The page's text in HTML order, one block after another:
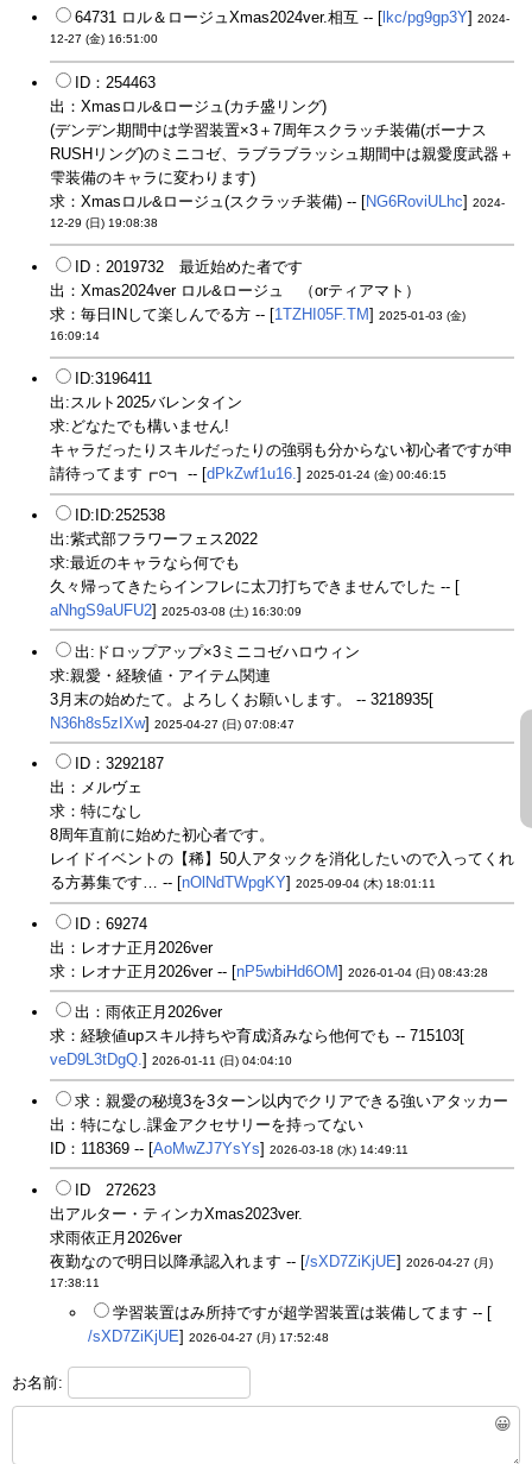
64731 ロル＆ロージュXmas2024ver.相互 -- [ lkc/pg9gp3Y] 2024-
12-27 (金) 16:51:00
ID：254463
出：Xmasロル&ロージュ(カチ盛リング)
(デンデン期間中は学習装置×3＋7周年スクラッチ装備(ボーナス
RUSHリング)のミニコゼ、ラブラブラッシュ期間中は親愛度武器＋
雫装備のキャラに変わります)
求：Xmasロル&ロージュ(スクラッチ装備) -- [NG6RoviULhc] 2024-
12-29 (日) 19:08:38
ID：2019732 最近始めた者です
出：Xmas2024ver ロル&ロージュ （orティアマト）
求：毎日INして楽しんでる方 -- [1TZHI05F.TM] 2025-01-03 (金)
16:09:14
ID:3196411
出:スルト2025バレンタイン
求:どなたでも構いません!
キャラだったりスキルだったりの強弱も分からない初心者ですが申
請待ってます┏○┓ -- [dPkZwf1u16.] 2025-01-24 (金) 00:46:15
ID:ID:252538
出:紫式部フラワーフェス2022
求:最近のキャラなら何でも
久々帰ってきたらインフレに太刀打ちできませんでした -- [
aNhgS9aUFU2] 2025-03-08 (土) 16:30:09
出:ドロップアップ×3ミニコゼハロウィン
求:親愛・経験値・アイテム関連
3月末の始めたて。よろしくお願いします。 -- 3218935[
N36h8s5zIXw] 2025-04-27 (日) 07:08:47
ID：3292187
出：メルヴェ
求：特になし
8周年直前に始めた初心者です。
レイドイベントの【稀】50人アタックを消化したいので入ってくれ
る方募集です… -- [nOlNdTWpgKY] 2025-09-04 (木) 18:01:11
ID：69274
出：レオナ正月2026ver
求：レオナ正月2026ver -- [nP5wbiHd6OM] 2026-01-04 (日) 08:43:28
出：雨依正月2026ver
求：経験値upスキル持ちや育成済みなら他何でも -- 715103[
veD9L3tDgQ.] 2026-01-11 (日) 04:04:10
求：親愛の秘境3を3ターン以内でクリアできる強いアタッカー
出：特になし.課金アクセサリーを持ってない
ID：118369 -- [AoMwZJ7YsYs] 2026-03-18 (水) 14:49:11
ID 272623
出アルター・ティンカXmas2023ver.
求雨依正月2026ver
夜勤なので明日以降承認入れます -- [/sXD7ZiKjUE] 2026-04-27 (月)
17:38:11
学習装置はみ所持ですが超学習装置は装備してます -- [
/sXD7ZiKjUE] 2026-04-27 (月) 17:52:48
お名前:
😀